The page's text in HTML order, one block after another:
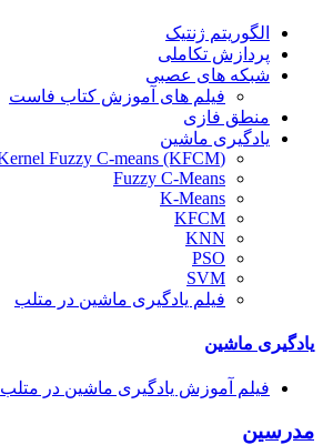
الگوریتم ژنتیک
پردازش تکاملی
شبکه های عصبی
فیلم های آموزش کتاب فاست
منطق فازی
یادگیری ماشین
(Kernel Fuzzy C-means (KFCM
Fuzzy C-Means
K-Means
KFCM
KNN
PSO
SVM
فیلم یادگیری ماشین در متلب
یادگیری ماشین
فیلم آموزش یادگیری ماشین در متلب
مدرسین